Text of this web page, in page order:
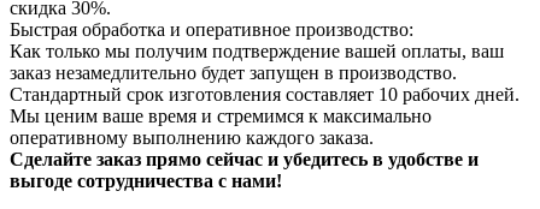
скидка 30%.
Быстрая обработка и оперативное производство:
Как только мы получим подтверждение вашей оплаты, ваш
заказ незамедлительно будет запущен в производство.
Стандартный срок изготовления составляет 10 рабочих дней.
Мы ценим ваше время и стремимся к максимально
оперативному выполнению каждого заказа.
Сделайте заказ прямо сейчас и убедитесь в удобстве и
выгоде сотрудничества с нами!